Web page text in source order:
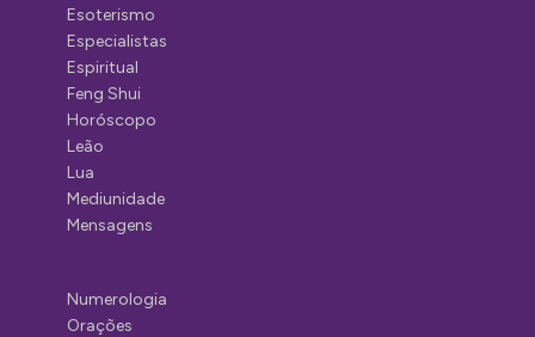
Esoterismo
Especialistas
Espiritual
Feng Shui
Horóscopo
Leão
Lua
Mediunidade
Mensagens
Numerologia
Orações